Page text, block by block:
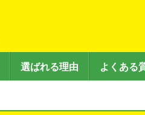
選ばれる理由 よくある